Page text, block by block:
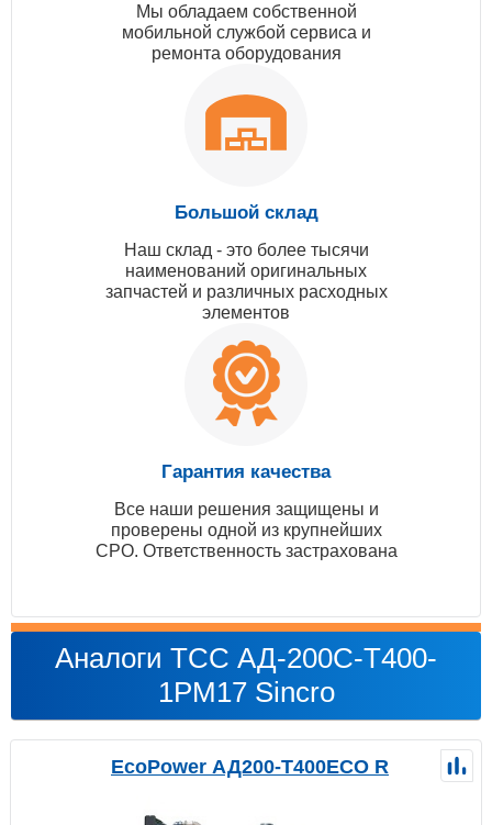
Мы обладаем собственной
мобильной службой сервиса и
ремонта оборудования
Большой склад
Наш склад - это более тысячи
наименований оригинальных
запчастей и различных расходных
элементов
Гарантия качества
Все наши решения защищены и
проверены одной из крупнейших
СРО. Ответственность застрахована
Аналоги ТСС АД-200С-Т400-
1РМ17 Sincro
EcoPower АД200-T400ECO R